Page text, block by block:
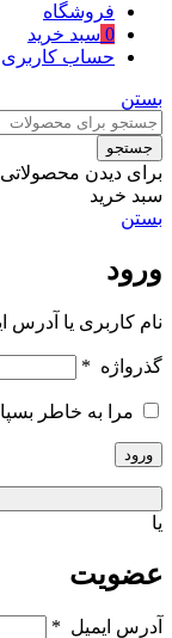
فروشگاه
0 سبد خرید
حساب کاربری
بستن
جستجو
برای دیدن
سبد خرید
بستن
ورود
نام کاربری یا آدرس
گذرواژه *
مرا به خاطر
ورود
یا
عضویت
آدرس ایمیل *